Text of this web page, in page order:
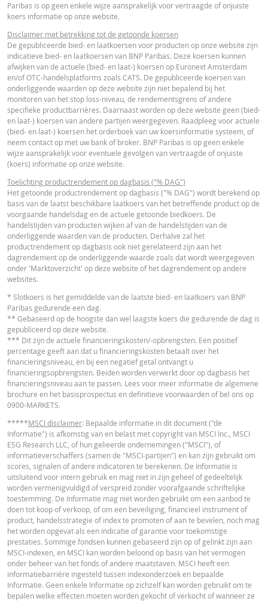
Final Terms
ESSENTIËLE BELEGGERSINFORMATIEDOCUMENTATIE
Essentiële
Beleggersinformatiedocument (NL)
PDF
FINANCIEEL OVERZICHT
Financial Information URL
Cost Report
RECENTE KOERSINFORMATIE
Latest Product Quotes
Paribas is op geen enkele wijze aansprakelijk voor vertraagde of onjuiste
koers informatie op onze website.
Disclaimer met betrekking tot de getoonde koersen
De gepubliceerde bied- en laatkoersen voor producten op onze website zijn
indicatieve bied- en laatkoersen van BNP Paribas. Deze koersen kunnen
afwijken van de actuele (bied- en laat-) koersen op Euronext Amsterdam
en/of OTC-handelsplatforms zoals CATS. De gepubliceerde koersen van
onderliggende waarden op deze website zijn niet bepalend bij het
monitoren van het stop loss-niveau, de rendementsgrens of andere
specifieke productbarrières. Daarnaast worden op deze website geen (bied-
en laat-) koersen van andere partijen weergegeven. Raadpleeg voor actuele
(bied- en laat-) koersen het orderboek van uw koersinformatie systeem, of
neem contact op met uw bank of broker. BNP Paribas is op geen enkele
wijze aansprakelijk voor eventuele gevolgen van vertraagde of onjuiste
(koers) informatie op onze website.
Toelichting productrendement op dagbasis ("% DAG")
Het getoonde productrendement op dagbasis ("% DAG") wordt berekend op
basis van de laatst beschikbare laatkoers van het betreffende product op de
voorgaande handelsdag en de actuele getoonde biedkoers. De
handelstijden van producten wijken af van de handelstijden van de
onderliggende waarden van de producten. Derhalve zal het
productrendement op dagbasis ook niet gerelateerd zijn aan het
dagrendement op de onderliggende waarde zoals dat wordt weergegeven
onder 'Marktoverzicht' op deze website of het dagrendement op andere
websites.
* Slotkoers is het gemiddelde van de laatste bied- en laatkoers van BNP
Paribas gedurende een dag.
** Gebaseerd op de hoogste dan wel laagste koers die gedurende de dag is
gepubliceerd op deze website.
*** Dit zijn de actuele financieringskosten/-opbrengsten. Een positief
percentage geeft aan dat u financieringskosten betaalt over het
financieringsniveau, en bij een negatief getal ontvangt u
financieringsopbrengsten. Beiden worden verwerkt door op dagbasis het
financieringsniveau aan te passen. Lees voor meer informatie de algemene
brochure en het basisprospectus en definitieve voorwaarden of bel ons op
0900-MARKETS.
*****MSCI disclaimer: Bepaalde informatie in dit document ("de
Informatie") is afkomstig van en belast met copyright van MSCI Inc., MSCI
ESG Research LLC, of hun gelieerde ondernemingen ("MSCI"), of
informatieverschaffers (samen de "MSCI-partijen") en kan zijn gebruikt om
scores, signalen of andere indicatoren te berekenen. De Informatie is
uitsluitend voor intern gebruik en mag niet in zijn geheel of gedeeltelijk
worden vermenigvuldigd of verspreid zonder voorafgaande schriftelijke
toestemming. De Informatie mag niet worden gebruikt om een aanbod te
doen tot koop of verkoop, of om een beveiliging, financieel instrument of
product, handelsstrategie of index te promoten of aan te bevelen, noch mag
het worden opgevat als een indicatie of garantie voor toekomstige
prestaties. Sommige fondsen kunnen gebaseerd zijn op of gelinkt zijn aan
MSCI-indexen, en MSCI kan worden beloond op basis van het vermogen
onder beheer van het fonds of andere maatstaven. MSCI heeft een
informatiebarrière ingesteld tussen indexonderzoek en bepaalde
Informatie. Geen enkele Informatie op zichzelf kan worden gebruikt om te
bepalen welke effecten moeten worden gekocht of verkocht of wanneer ze